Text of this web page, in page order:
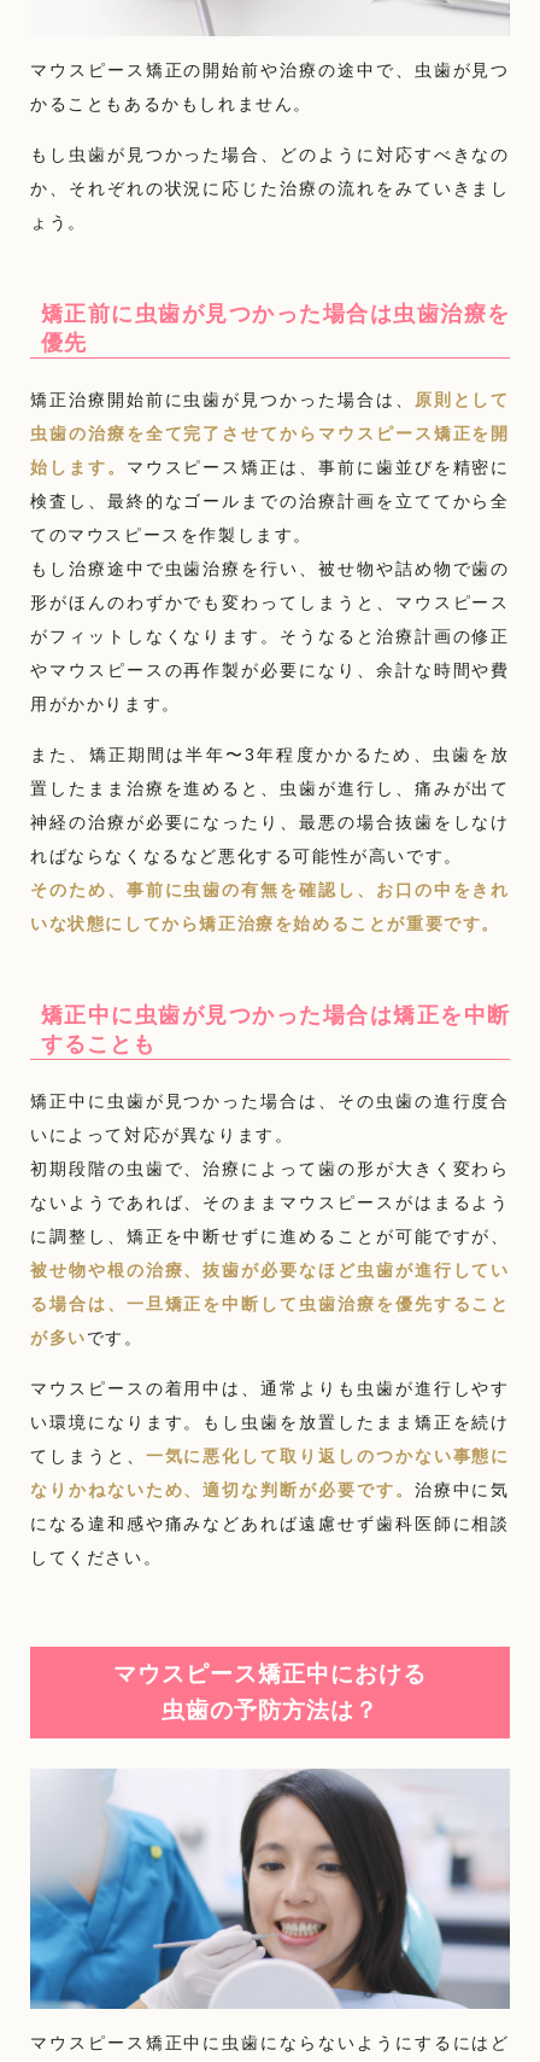
マウスピース矯正の開始前や治療の途中で、虫歯が見つ
かることもあるかもしれません。
もし虫歯が見つかった場合、どのように対応すべきなの
か、それぞれの状況に応じた治療の流れをみていきまし
ょう。
矯正前に虫歯が見つかった場合は虫歯治療を
優先
矯正治療開始前に虫歯が見つかった場合は、 原則として
虫歯の治療を全て完了させてからマウスピース矯正を開
始します。 マウスピース矯正は、事前に歯並びを精密に
検査し、最終的なゴールまでの治療計画を立ててから全
てのマウスピースを作製します。
もし治療途中で虫歯治療を行い、被せ物や詰め物で歯の
形がほんのわずかでも変わってしまうと、マウスピース
がフィットしなくなります。そうなると治療計画の修正
やマウスピースの再作製が必要になり、余計な時間や費
用がかかります。
また、矯正期間は半年〜3年程度かかるため、虫歯を放
置したまま治療を進めると、虫歯が進行し、痛みが出て
神経の治療が必要になったり、最悪の場合抜歯をしなけ
ればならなくなるなど悪化する可能性が高いです。
そのため、事前に虫歯の有無を確認し、お口の中をきれ
いな状態にしてから矯正治療を始めることが重要です。
矯正中に虫歯が見つかった場合は矯正を中断
することも
矯正中に虫歯が見つかった場合は、その虫歯の進行度合
いによって対応が異なります。
初期段階の虫歯で、治療によって歯の形が大きく変わら
ないようであれば、そのままマウスピースがはまるよう
に調整し、矯正を中断せずに進めることが可能ですが、
被せ物や根の治療、抜歯が必要なほど虫歯が進行してい
る場合は、一旦矯正を中断して虫歯治療を優先すること
が多いです。
マウスピースの着用中は、通常よりも虫歯が進行しやす
い環境になります。もし虫歯を放置したまま矯正を続け
てしまうと、 一気に悪化して取り返しのつかない事態に
なりかねないため、適切な判断が必要です。 治療中に気
になる違和感や痛みなどあれば遠慮せず歯科医師に相談
してください。
マウスピース矯正中における
虫歯の予防方法は？
マウスピース矯正中に虫歯にならないようにするにはど